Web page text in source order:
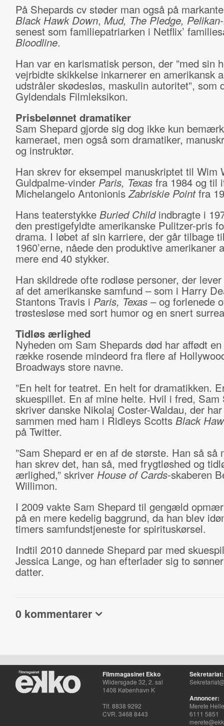
På Shepards cv støder man også på
Black Hawk Down, Mud, The Pledge,
senest som familiepatriarken i Netflix’
Bloodline.
Han var en karismatisk person, der ”med sin
vejrbidte skikkelse inkarnerer en amerikansk
udstråler skødesløs, maskulin autoritet”, som
Gyldendals Filmleksikon.
Prisbelønnet dramatiker
Sam Shepard gjorde sig dog ikke kun
kameraet, men også som dramatiker,
og instruktør.
Han skrev for eksempel manuskriptet til Wim
Guldpalme-vinder Paris, Texasfra 1984 og til
Michelangelo AntonionisZabriskie Pointfra
Hans teaterstykke Buried Childindbragte i
den prestigefyldte amerikanske Pulitzer-pris
drama. I løbet af sin karriere, der går tilbage
1960’erne, nåede den produktive amerikaner
mere end 40 stykker.
Han skildrede ofte rodløse personer, der
af det amerikanske samfund – som i Harry
Stantons Travis i Paris, Texas – og forlenede
trøstesløse med sort humor og en snert
Tidløs ærlighed
Nyheden om Sam Shepards død har affødt
række rosende mindeord fra flere af
Broadways store navne.
”En helt for teatret. En helt for dramatikken.
skuespillet. En af mine helte. Hvil i fred, Sam
skriver danske Nikolaj Coster-Waldau, der
sammen med ham i Ridleys Scotts Black
på Twitter.
”Sam Shepard er en af de største. Han så så
han skrev det, han så, med frygtløshed og
ærlighed,” skriver House of Cards-skaberen
Willimon.
I 2009 vakte Sam Shepard til gengæld
på en mere kedelig baggrund, da han blev
timers samfundstjeneste for spirituskørsel.
Indtil 2010 dannede Shepard par med
Jessica Lange, og han efterlader sig to
datter.
0 kommentarer
Filmmagasinet Ekko
Wildersgade 32, 2. sal
1408 København K
Tlf. 8838 9292
CVR. 3468 8443
Sekretariat:
Annoncer:
Merete
6111 5851